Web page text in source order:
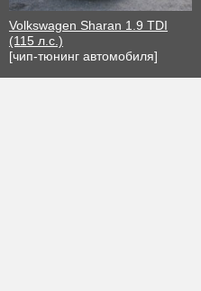
Volkswagen Sharan 1.9 TDI
(115 л.с.)
[чип-тюнинг автомобиля]